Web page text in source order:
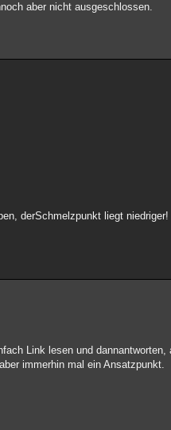
aber nicht ausgeschlossen.
derSchmelzpunkt liegt niedriger!
Link lesen und
immerhin mal ein Ansatzpunkt.